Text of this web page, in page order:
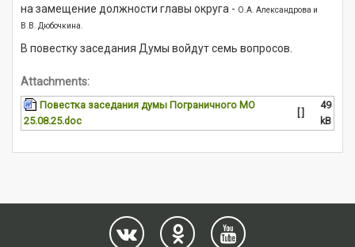
на замещение должности главы округа - О.А. Александрова и
В.В. Дюбочкина.
В повестку заседания Думы войдут семь вопросов.
Attachments:
Повестка заседания думы Пограничного МО
25.08.25.doc
49
kB